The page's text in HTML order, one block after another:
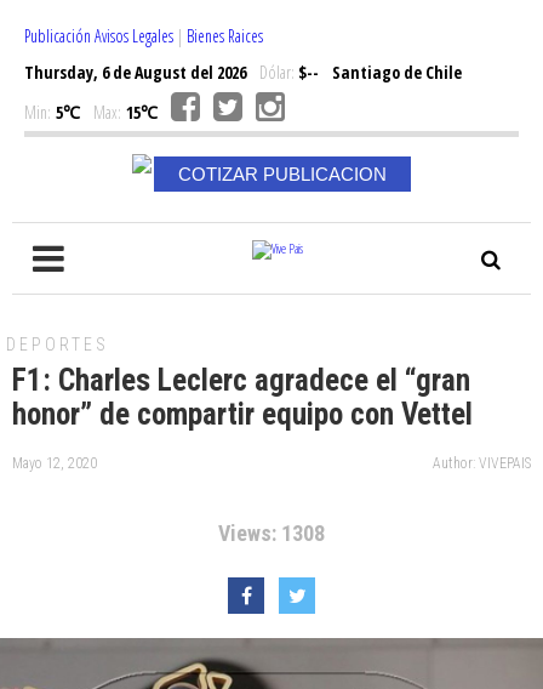
Publicación Avisos Legales | Bienes Raices
Thursday, 6 de August del 2026Dólar: $--
Santiago de Chile
Min: 5℃ Max: 15℃
COTIZAR PUBLICACION
DEPORTES
F1: Charles Leclerc agradece el “gran
honor” de compartir equipo con Vettel
Mayo 12, 2020 Author: VIVEPAIS
Views: 1308